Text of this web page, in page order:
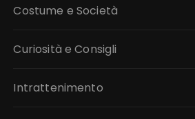
Costume e Società
Curiosità e Consigli
Intrattenimento